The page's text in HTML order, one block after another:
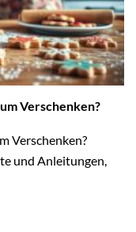
Verschenken?
Verschenken?
und Anleitungen,